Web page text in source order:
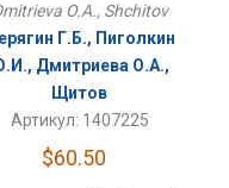
O.A., Shchitov
Г.Б., Пиголкин
Дмитриева О.А.,
Щитов
Артикул: 1407225
$60.50